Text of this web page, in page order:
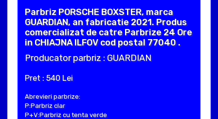
Parbriz PORSCHE BOXSTER, marca
GUARDIAN, an fabricatie 2021. Produs
comercializat de catre Parbrize 24 Ore
in CHIAJNA ILFOV cod postal 77040 .
Producator parbriz : GUARDIAN
Pret : 540 Lei
Abrevieri parbrize:
P:Parbriz clar
P+V:Parbriz cu tenta verde